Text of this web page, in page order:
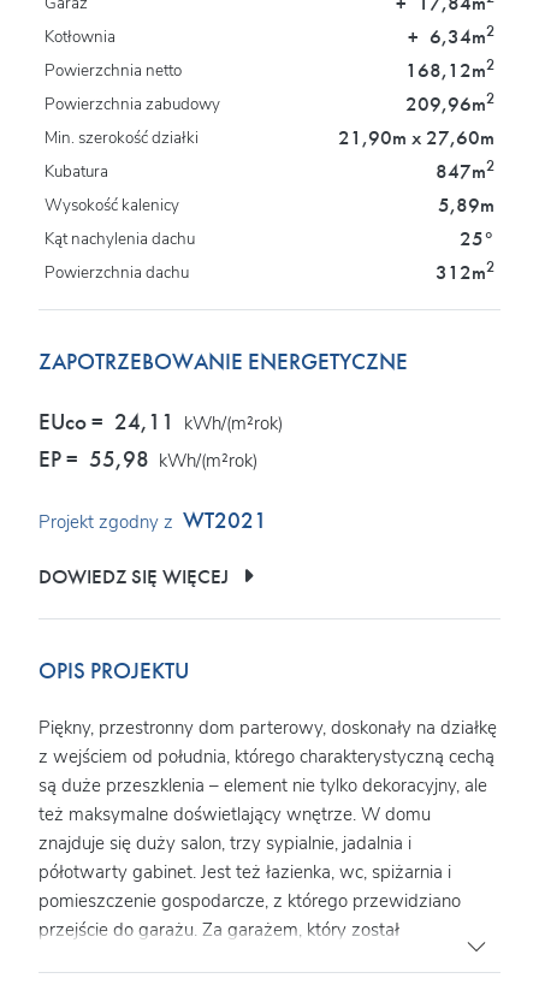
Kotłownia + 6,34m2
Powierzchnia netto 168,12m2
Powierzchnia zabudowy 209,96m2
Min. szerokość działki 21,90m x 27,60m
Kubatura 847m2
Wysokość kalenicy 5,89m
Kąt nachylenia dachu 25°
Powierzchnia dachu 312m2
OPIS PROJEKTU
Piękny, przestronny dom parterowy, doskonały na działkę
z wejściem od południa, którego charakterystyczną cechą
są duże przeszklenia – element nie tylko dekoracyjny, ale
też maksymalne doświetlający wnętrze. W domu
znajduje się duży salon, trzy sypialnie, jadalnia i
półotwarty gabinet. Jest też łazienka, wc, spiżarnia i
pomieszczenie gospodarcze, z którego przewidziano
przejście do garażu. Za garażem, który został
ZAPOTRZEBOWANIE ENERGETYCZNE
EUco = 24,11 kWh/(m²rok)
EP = 55,98 kWh/(m²rok)
Projekt zgodny z WT2021
DOWIEDZ SIĘ WIĘCEJ